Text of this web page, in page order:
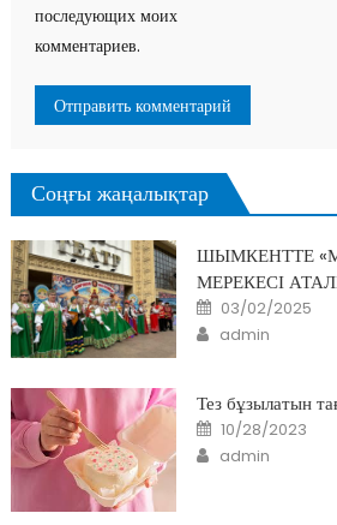
последующих моих
комментариев.
Соңғы жаңалықтар
ШЫМКЕНТТЕ
МЕРЕКЕСІ
Posted
on
03/02/2025
Author
admin
Тез бұзылатын
Posted
on
10/28/2023
Author
admin